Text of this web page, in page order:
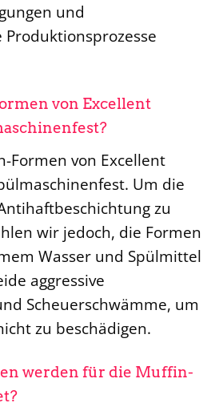
und
von Excellent
Formen von Excellent
Um die
zu
wir jedoch, die Formen
Wasser und Spülmittel
aggressive
Scheuerschwämme, um
zu beschädigen.
werden für die Muffin-